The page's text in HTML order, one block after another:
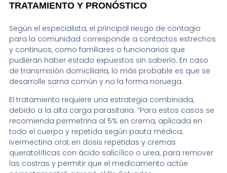
TRATAMIENTO Y PRONÓSTICO
Según el especialista, el principal riesgo de contagio
para la comunidad corresponde a contactos estrechos
y continuos, como familiares o funcionarios que
pudieran haber estado expuestos sin saberlo. En caso
de transmisión domiciliaria, lo más probable es que se
desarrolle sarna común y no la forma noruega.
El tratamiento requiere una estrategia combinada,
debido a la alta carga parasitaria. “Para estos casos se
recomienda permetrina al 5% en crema, aplicada en
todo el cuerpo y repetida según pauta médica;
ivermectina oral, en dosis repetidas y cremas
queratolíticas con ácido salicílico o urea, para remover
las costras y permitir que el medicamento actúe